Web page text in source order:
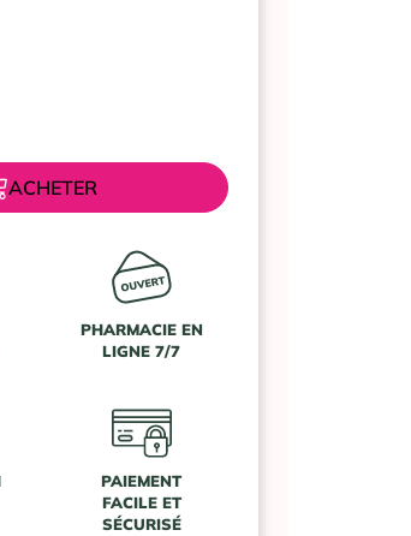
ACHETER
PHARMACIE EN
LIGNE 7/7
PAIEMENT
FACILE ET
SÉCURISÉ